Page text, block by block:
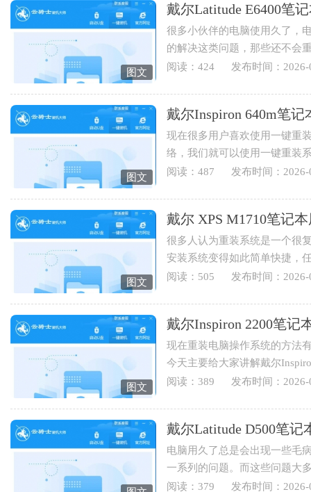
图文
戴尔Latitude E6400笔
很多小伙伴的电脑使用久了，
的解决这类问题，那些还不会
Latitude E6400笔记本用云骑士
阅读：424 发布时间：2026-
图文
戴尔Inspiron 640m笔
现在很多用户喜欢使用一键重
络，我们就可以使用一键重装
Inspiron 640m笔记本用云骑士
阅读：487 发布时间：2026-
图文
戴尔 XPS M1710笔记
很多人认为重装系统是一个很
安装系统变得如此简单快捷，
装系统，下面就为您讲解戴...
阅读：505 发布时间：2026-
图文
戴尔Inspiron 2200笔记
现在重装电脑操作系统的方法
今天主要给大家讲解戴尔
伴可以学起来哟。1.打开云骑
阅读：389 发布时间：2026-
戴尔Latitude D500笔
电脑用久了总是会出现一些毛
一系列的问题。而这些问题大
于戴尔Latitude D500笔记本用...
阅读：379 发布时间：2026-